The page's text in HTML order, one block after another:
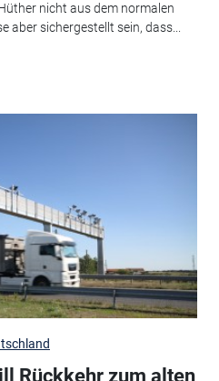
nicht aus dem normalen
aber sichergestellt sein, dass...
Rückkehr zum alten